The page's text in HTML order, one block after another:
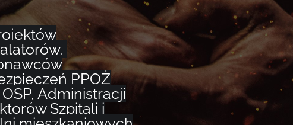
PPOŻ
Administracji
Szpitali i